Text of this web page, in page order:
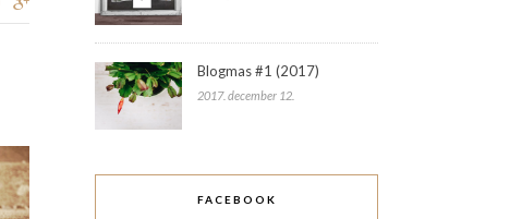
Blogmas #1 (2017)
2017. december 12.
FACEBOOK